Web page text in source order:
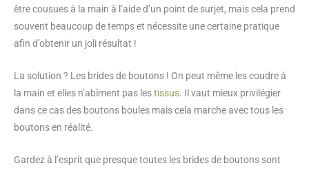
être cousues à la main à l’aide d’un point de surjet, mais cela prend
souvent beaucoup de temps et nécessite une certaine pratique
afin d’obtenir un joli résultat !
La solution ? Les brides de boutons ! On peut même les coudre à
la main et elles n’abîment pas lestissus. Il vaut mieux privilégier
dans ce cas des boutons boules mais cela marche avec tous les
boutons en réalité.
Gardez à l’esprit que presque toutes les brides de boutons sont